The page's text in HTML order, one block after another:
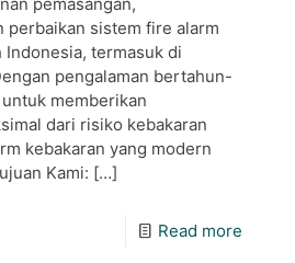
perbaikan sistem fire alarm
termasuk di
pengalaman bertahun-
memberikan
dari risiko kebakaran
kebakaran yang modern
Kami: […]
Read more